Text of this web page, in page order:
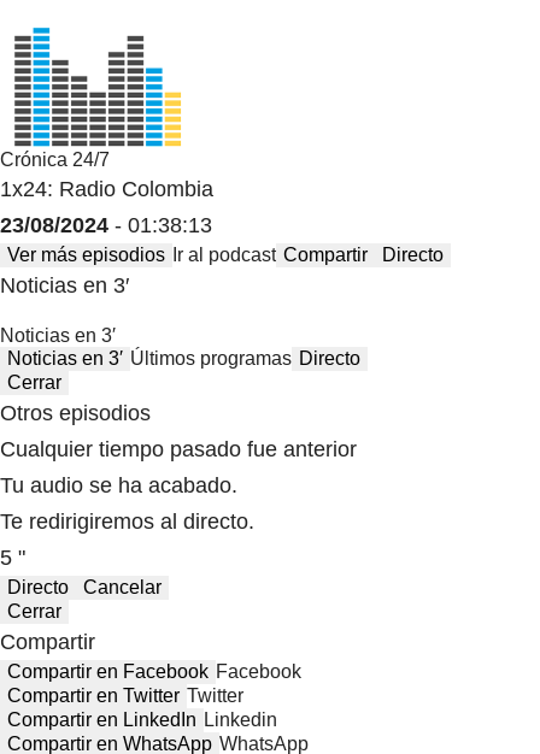
Crónica 24/7
1x24: Radio Colombia
23/08/2024 - 01:38:13
Ver más episodios Ir al podcast Compartir Directo
Noticias en 3′
Noticias en 3′
Noticias en 3′ Últimos programas Directo
Cerrar
Otros episodios
Cualquier tiempo pasado fue anterior
Tu audio se ha acabado.
Te redirigiremos al directo.
5 "
Directo
Cancelar
Cerrar
Compartir
Compartir en Facebook Facebook
Compartir en Twitter Twitter
Compartir en LinkedIn Linkedin
Compartir en WhatsApp WhatsApp